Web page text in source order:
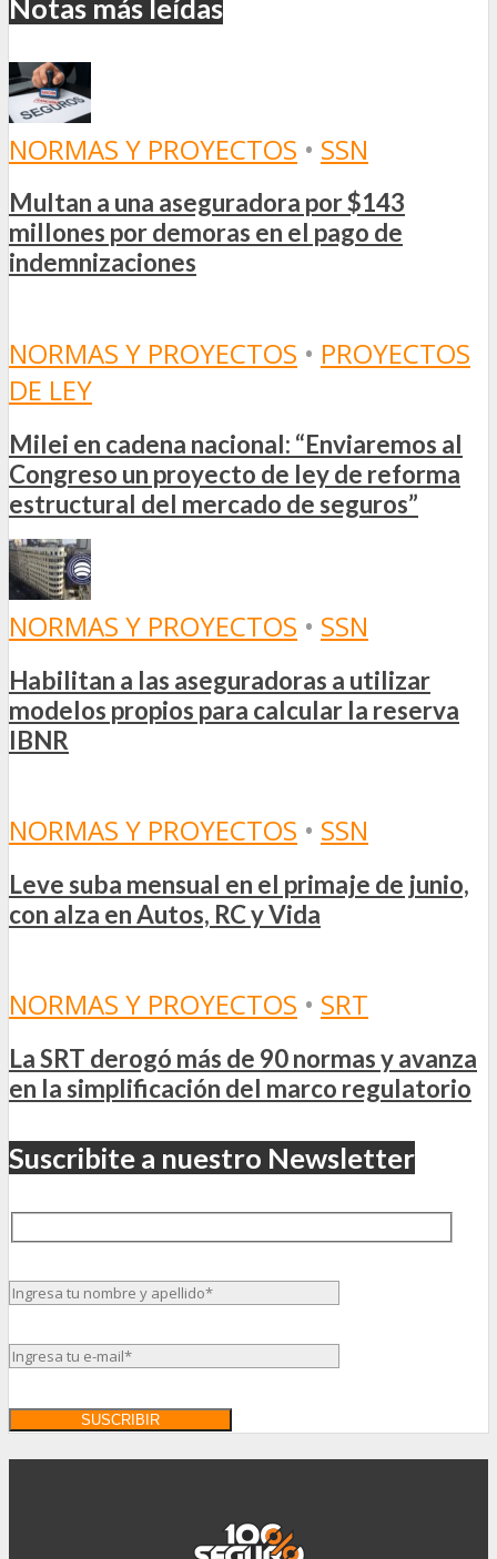
Notas más leídas
NORMAS Y PROYECTOS • SSN
Multan a una aseguradora por $143
millones por demoras en el pago de
indemnizaciones
NORMAS Y PROYECTOS • PROYECTOS
DE LEY
Milei en cadena nacional: “Enviaremos al
Congreso un proyecto de ley de reforma
estructural del mercado de seguros”
NORMAS Y PROYECTOS • SSN
Habilitan a las aseguradoras a utilizar
modelos propios para calcular la reserva
IBNR
NORMAS Y PROYECTOS • SSN
Leve suba mensual en el primaje de junio,
con alza en Autos, RC y Vida
NORMAS Y PROYECTOS • SRT
La SRT derogó más de 90 normas y avanza
en la simplificación del marco regulatorio
Suscribite a nuestro Newsletter